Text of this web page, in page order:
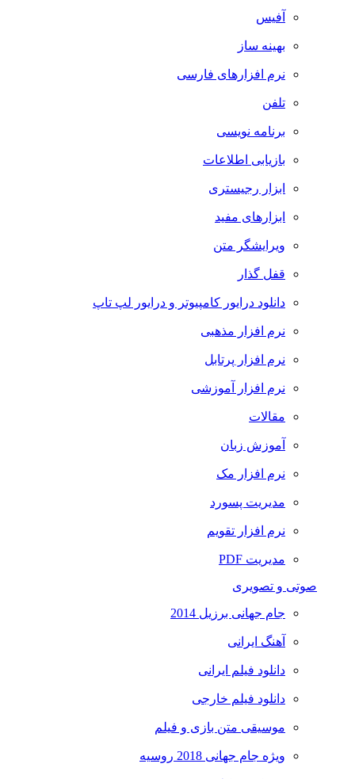
آفیس
بهینه ساز
نرم افزارهای فارسی
تلفن
برنامه نویسی
بازیابی اطلاعات
ابزار رجیستری
ابزارهای مفید
ویرایشگر متن
قفل گذار
دانلود درایور کامپیوتر و درایور لپ تاپ
نرم افزار مذهبی
نرم افزار پرتابل
نرم افزار آموزشی
مقالات
آموزش زبان
نرم افزار مک
مدیریت پسورد
نرم افزار تقویم
مدیریت PDF
صوتی و تصویری
جام جهانی برزیل 2014
آهنگ ایرانی
دانلود فیلم ایرانی
دانلود فیلم خارجی
موسیقی متن بازی و فیلم
ویژه جام جهانی 2018 روسیه